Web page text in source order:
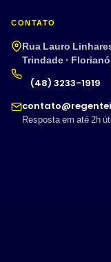
CONTATO
Rua Lauro
Trindade ·
(48) 3233-1919
Resposta em até 2h